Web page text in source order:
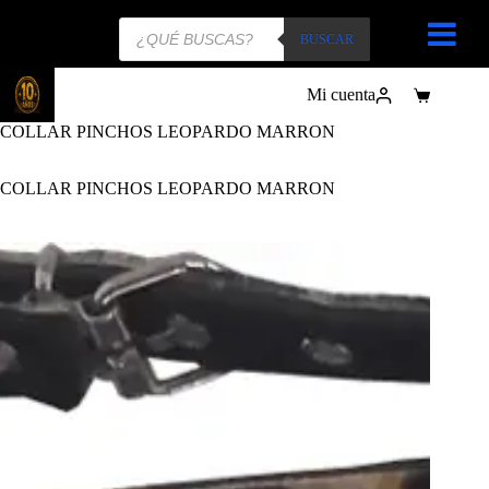
Búsqueda
BUSCAR
Mi cuenta
Carro
COLLAR PINCHOS LEOPARDO MARRON
COLLAR PINCHOS LEOPARDO MARRON